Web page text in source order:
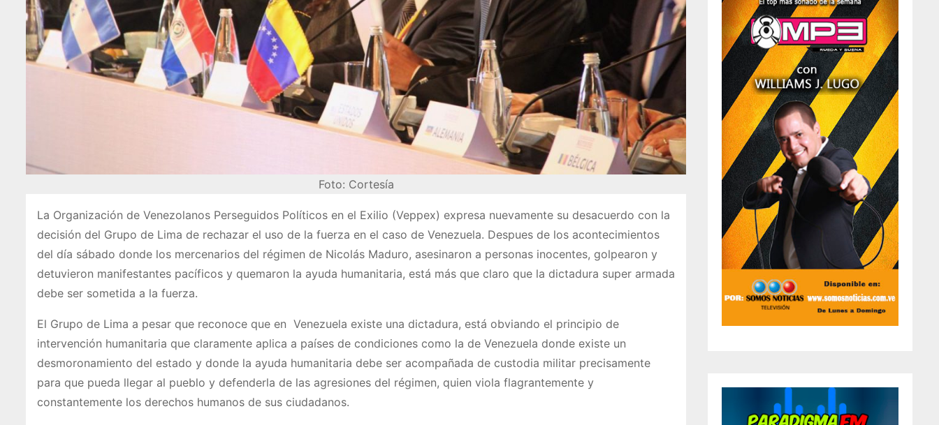
Foto: Cortesía
La Organización de Venezolanos Perseguidos Políticos en el Exilio (Veppex) expresa nuevamente su desacuerdo con la
decisión del Grupo de Lima de rechazar el uso de la fuerza en el caso de Venezuela. Despues de los acontecimientos
del día sábado donde los mercenarios del régimen de Nicolás Maduro, asesinaron a personas inocentes, golpearon y
detuvieron manifestantes pacíficos y quemaron la ayuda humanitaria, está más que claro que la dictadura super armada
debe ser sometida a la fuerza.
El Grupo de Lima a pesar que reconoce que en Venezuela existe una dictadura, está obviando el principio de
intervención humanitaria que claramente aplica a países de condiciones como la de Venezuela donde existe un
desmoronamiento del estado y donde la ayuda humanitaria debe ser acompañada de custodia militar precisamente
para que pueda llegar al pueblo y defenderla de las agresiones del régimen, quien viola flagrantemente y
constantemente los derechos humanos de sus ciudadanos.